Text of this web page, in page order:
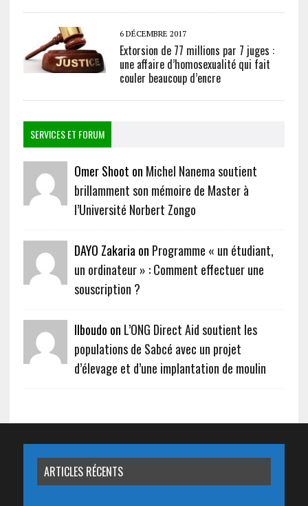
6 DÉCEMBRE 2017
Extorsion de 77 millions par 7 juges :
une affaire d’homosexualité qui fait
couler beaucoup d’encre
SERVICES ET FORUM
Omer Shoot on Michel Nanema soutient
brillamment son mémoire de Master à
l’Université Norbert Zongo
DAYO Zakaria on Programme « un étudiant,
un ordinateur » : Comment effectuer une
souscription ?
Ilboudo on L’ONG Direct Aid soutient les
populations de Sabcé avec un projet
d’élevage et d’une implantation de moulin
ARTICLES RÉCENTS